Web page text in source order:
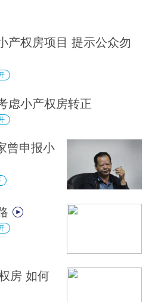
产权房项目 提示公众勿
虑小产权房转正
曾申报小
房 如何